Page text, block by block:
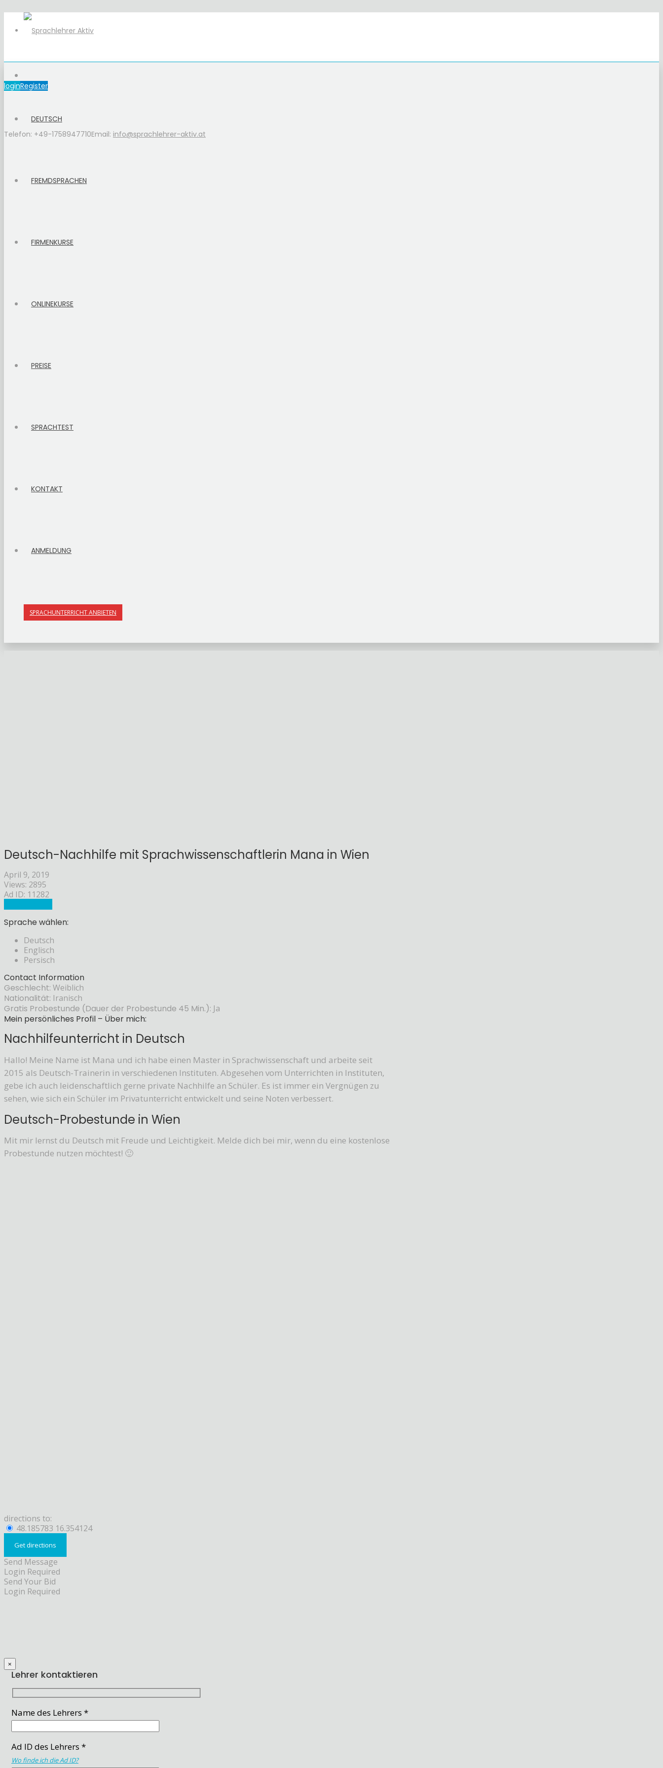
loginRegister
Telefon: +49-1758947710Email: info@sprachlehrer-aktiv.at
DEUTSCH
FREMDSPRACHEN
FIRMENKURSE
ONLINEKURSE
PREISE
SPRACHTEST
KONTAKT
ANMELDUNG
SPRACHUNTERRICHT ANBIETEN
Deutsch-Nachhilfe mit Sprachwissenschaftlerin Mana in Wien
April 9, 2019
Views: 2895
Ad ID: 11282
Sprache wählen:
Deutsch
Englisch
Persisch
Contact Information
Geschlecht: Weiblich
Nationalität: Iranisch
Gratis Probestunde (Dauer der Probestunde 45 Min.): Ja
Mein persönliches Profil – Über mich:
Nachhilfeunterricht in Deutsch
Hallo! Meine Name ist Mana und ich habe einen Master in Sprachwissenschaft und arbeite seit
2015 als Deutsch-Trainerin in verschiedenen Instituten. Abgesehen vom Unterrichten in Instituten,
gebe ich auch leidenschaftlich gerne private Nachhilfe an Schüler. Es ist immer ein Vergnügen zu
sehen, wie sich ein Schüler im Privatunterricht entwickelt und seine Noten verbessert.
Deutsch-Probestunde in Wien
Mit mir lernst du Deutsch mit Freude und Leichtigkeit. Melde dich bei mir, wenn du eine kostenlose
Probestunde nutzen möchtest! 🙂
directions to:
48.185783 16.354124
Send Message
Login Required
Send Your Bid
Login Required
×
Lehrer kontaktieren
Name des Lehrers *
Ad ID des Lehrers *
Wo finde ich die Ad ID?